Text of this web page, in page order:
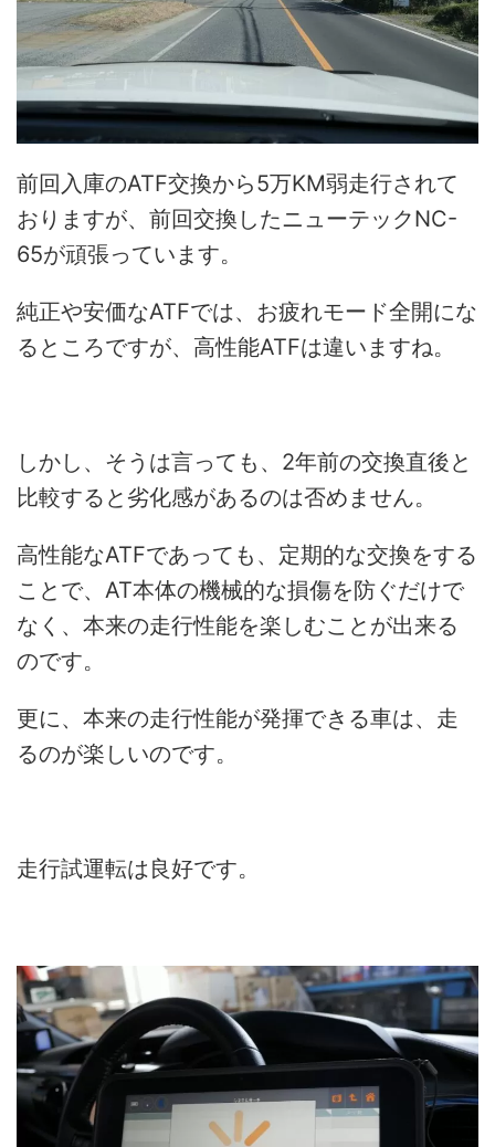
前回入庫のATF交換から5万KM弱走行されて
おりますが、前回交換したニューテックNC-
65が頑張っています。
純正や安価なATFでは、お疲れモード全開にな
るところですが、高性能ATFは違いますね。
しかし、そうは言っても、2年前の交換直後と
比較すると劣化感があるのは否めません。
高性能なATFであっても、定期的な交換をする
ことで、AT本体の機械的な損傷を防ぐだけで
なく、本来の走行性能を楽しむことが出来る
のです。
更に、本来の走行性能が発揮できる車は、走
るのが楽しいのです。
走行試運転は良好です。